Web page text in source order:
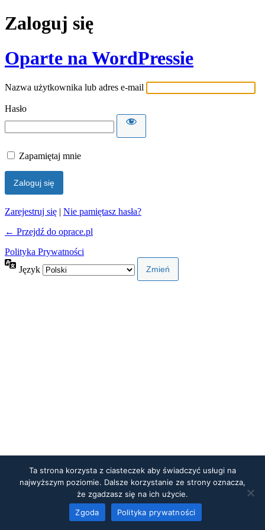
Zaloguj się
Oparte na WordPressie
Nazwa użytkownika lub adres e-mail
Hasło
Zapamiętaj mnie
Zarejestruj się | Nie pamiętasz hasła?
← Przejdź do oprace.pl
Polityka Prywatności
Język
Ta strona korzysta z ciasteczek aby świadczyć usługi na
najwyższym poziomie. Dalsze korzystanie ze strony oznacza,
że zgadzasz się na ich użycie.
Zgoda
Polityka prywatności